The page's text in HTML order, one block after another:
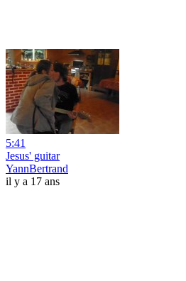
5:41
Jesus' guitar
YannBertrand
il y a 17 ans